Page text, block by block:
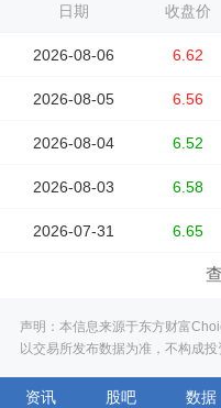
日期 收盘价
2026-08-06 6.62
2026-08-05 6.56
2026-08-04 6.52
2026-08-03 6.58
2026-07-31 6.65
声明：本信息来源于东方财富
以交易所发布数据为准，不构成投
资讯 股吧 数据